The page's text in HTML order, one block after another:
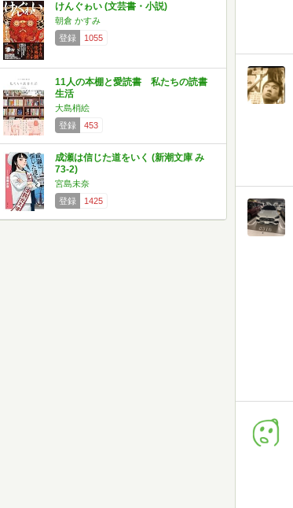
けんぐゎい (文芸書・小説)
朝倉 かすみ
登録
1055
11人の本棚と愛読書 私たちの読書
生活
大島梢絵
登録
453
成瀬は信じた道をいく (新潮文庫 み
73-2)
宮島未奈
登録
1425